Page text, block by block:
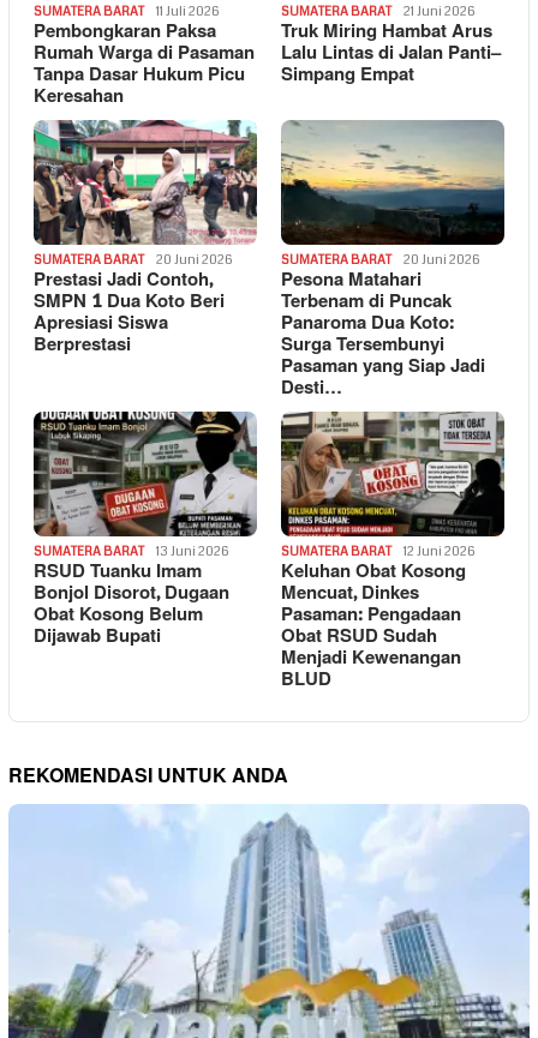
SUMATERA BARAT 11 Juli 2026
Pembongkaran Paksa
Rumah Warga di Pasaman
Tanpa Dasar Hukum Picu
Keresahan
SUMATERA BARAT 21 Juni 2026
Truk Miring Hambat Arus
Lalu Lintas di Jalan Panti–
Simpang Empat
SUMATERA BARAT 20 Juni 2026
Prestasi Jadi Contoh,
SMPN 1 Dua Koto Beri
Apresiasi Siswa
Berprestasi
SUMATERA BARAT 20 Juni 2026
Pesona Matahari
Terbenam di Puncak
Panaroma Dua Koto:
Surga Tersembunyi
Pasaman yang Siap Jadi
Desti…
SUMATERA BARAT 13 Juni 2026
RSUD Tuanku Imam
Bonjol Disorot, Dugaan
Obat Kosong Belum
Dijawab Bupati
SUMATERA BARAT 12 Juni 2026
Keluhan Obat Kosong
Mencuat, Dinkes
Pasaman: Pengadaan
Obat RSUD Sudah
Menjadi Kewenangan
BLUD
REKOMENDASI UNTUK ANDA